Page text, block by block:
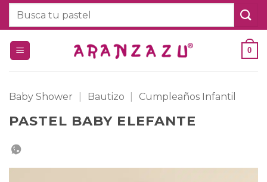
Saltar
Buscar
0
Baby Shower Bautizo Cumpleaños Infantil
PASTEL BABY ELEFANTE